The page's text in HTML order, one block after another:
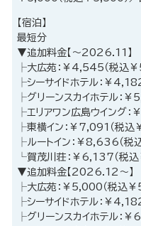
【宿泊】
最短分
▼追加料金【～2026.11】
├大広苑：￥4,545（税込
├シーサイドホテル：￥
├グリーンスカイホテル：
├エリアワン広島ウイング
├東横イン：￥7,091（税込
├ルートイン：￥8,636（税
└賀茂川荘：￥6,137（税
▼追加料金【2026.12～】
├大広苑：￥5,000（税込
├シーサイドホテル：￥
├グリーンスカイホテル：